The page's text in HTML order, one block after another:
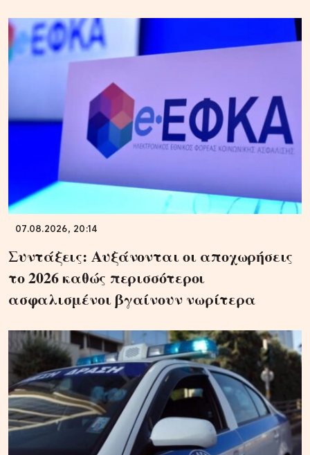
07.08.2026, 20:14
Συντάξεις: Αυξάνονται οι αποχωρήσεις
το 2026 καθώς περισσότεροι
ασφαλισμένοι βγαίνουν νωρίτερα